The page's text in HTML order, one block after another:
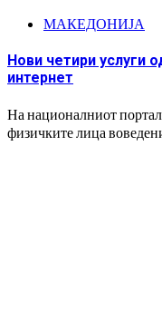
МАКЕДОНИЈА
Нови четири услуги
интернет
На националниот
физичките лица